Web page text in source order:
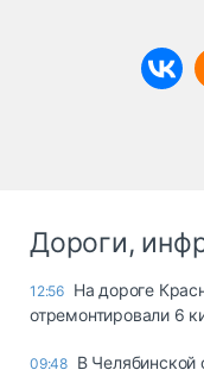
Дороги,
12:56 На дороге
отремонтировали 6
09:48 В Челябинской